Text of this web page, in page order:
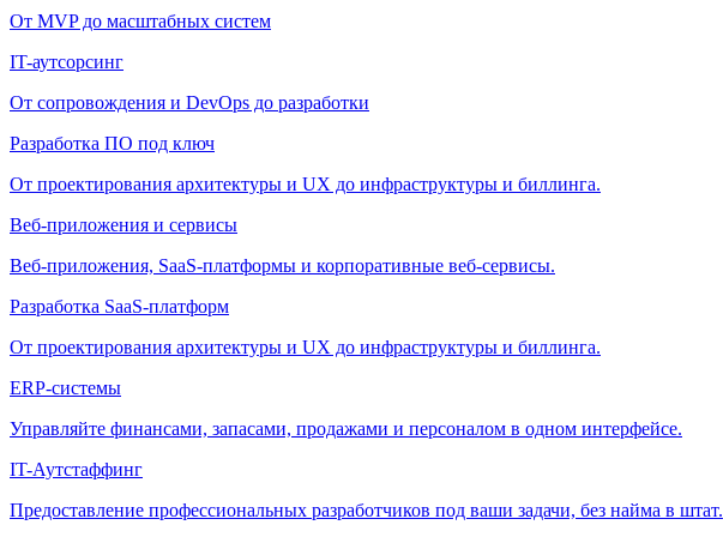
От MVP до масштабных систем
IT-аутсорсинг
От сопровождения и DevOps до разработки
Разработка ПО под ключ
От проектирования архитектуры и UX до инфраструктуры и биллинга.
Веб-приложения и сервисы
Веб-приложения, SaaS-платформы и корпоративные веб-сервисы.
Разработка SaaS-платформ
От проектирования архитектуры и UX до инфраструктуры и биллинга.
ERP-системы
Управляйте финансами, запасами, продажами и персоналом в одном интерфейсе.
IT-Аутстаффинг
Предоставление профессиональных разработчиков под ваши задачи, без найма в штат.